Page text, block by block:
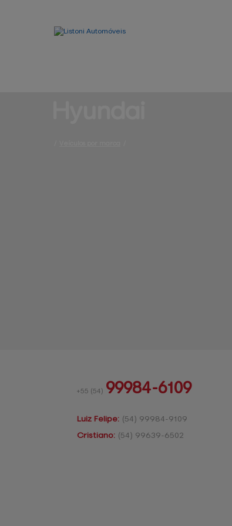
+55 (54) 99984-6109
Luiz Felipe: (54) 99984-9109
Cristiano: (54) 99639-6502